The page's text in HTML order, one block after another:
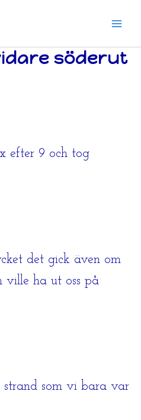
söderut
efter 9 och tog
det gick även om
ville ha ut oss på
strand som vi bara var